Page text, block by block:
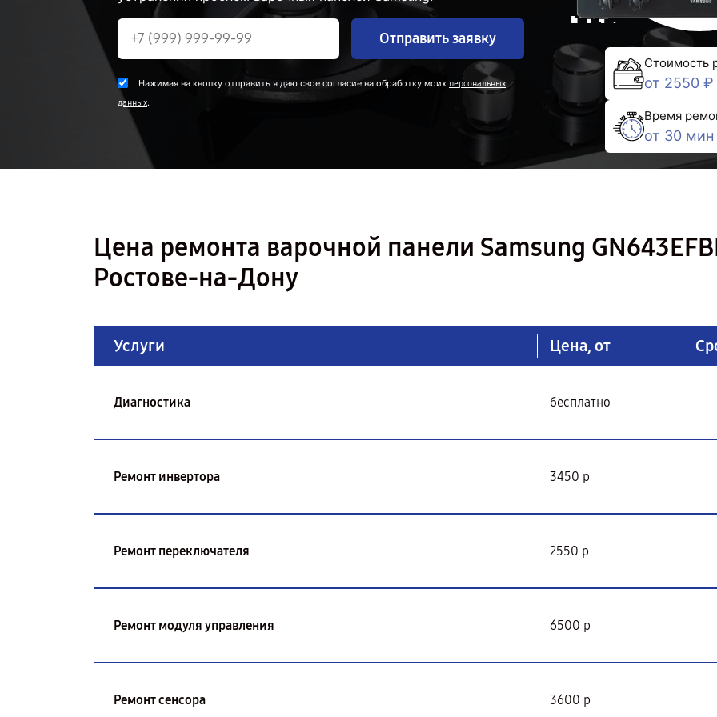
Отправить заявку
Нажимая на кнопку отправить я даю свое согласие на обработку моих персональных
данных.
Стоимость
от 2550 ₽
Время
от 30 мин
Цена ремонта варочной панели Samsung
Ростове-на-Дону
Услуги Цена, от
Диагностика бесплатно
Ремонт инвертора 3450 р
Ремонт переключателя 2550 р
Ремонт модуля управления 6500 р
Ремонт сенсора 3600 р